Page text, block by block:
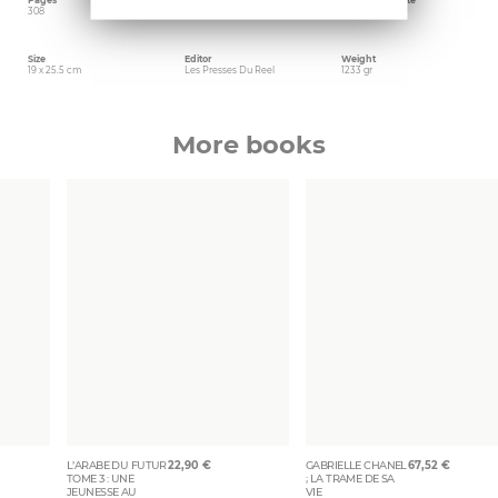
308
Size
19 x 25.5 cm
Editor
Les Presses Du Reel
Weight
1233 gr
More books
L’ARABE DU FUTUR
TOME 3 : UNE
JEUNESSE AU
22,90 €
GABRIELLE CHANEL
; LA TRAME DE SA
VIE
67,52 €